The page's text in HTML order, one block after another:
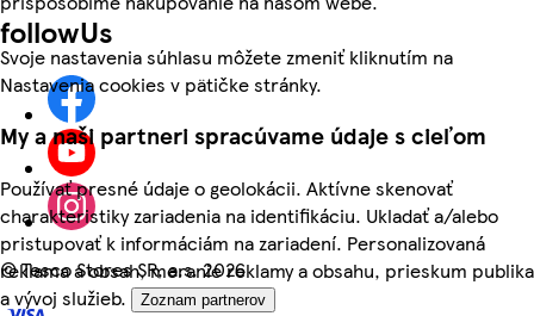
Svoje nastavenia súhlasu môžete zmeniť kliknutím na
Nastavenia cookies v pätičke stránky.
My a naši partneri spracúvame údaje s cieľom
Používať presné údaje o geolokácii. Aktívne skenovať
charakteristiky zariadenia na identifikáciu. Ukladať a/alebo
pristupovať k informáciám na zariadení. Personalizovaná
reklama a obsah, meranie reklamy a obsahu, prieskum publika
a vývoj služieb.
Zoznam partnerov
followUs
©Tesco Stores SR, a.s. 2026